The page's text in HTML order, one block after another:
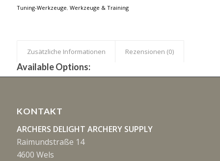
Tuning-Werkzeuge, Werkzeuge & Training
Zusätzliche Informationen Rezensionen (0)
Available Options:
KONTAKT
ARCHERS DELIGHT ARCHERY SUPPLY
Raimundstraße 14
4600 Wels